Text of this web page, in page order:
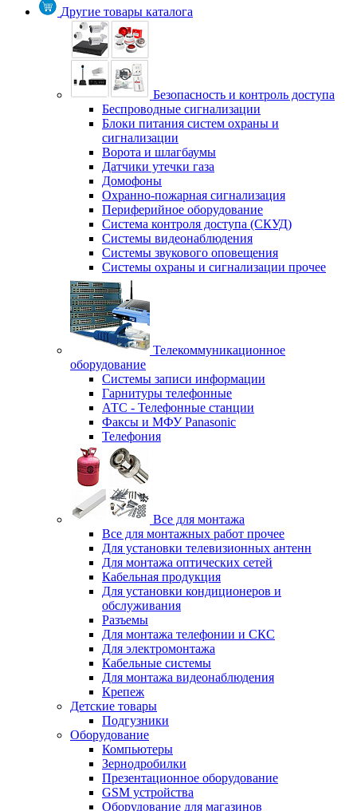
Другие товары каталога
Безопасность и контроль доступа
Беспроводные сигнализации
Блоки питания систем охраны и
сигнализации
Ворота и шлагбаумы
Датчики утечки газа
Домофоны
Охранно-пожарная сигнализация
Периферийное оборудование
Система контроля доступа (СКУД)
Системы видеонаблюдения
Системы звукового оповещения
Системы охраны и сигнализации прочее
Телекоммуникационное
оборудование
Системы записи информации
Гарнитуры телефонные
АТС - Телефонные станции
Факсы и МФУ Panasonic
Телефония
Все для монтажа
Все для монтажных работ прочее
Для установки телевизионных антенн
Для монтажа оптических сетей
Кабельная продукция
Для установки кондиционеров и
обслуживания
Разъемы
Для монтажа телефонии и СКС
Для электромонтажа
Кабельные системы
Для монтажа видеонаблюдения
Крепеж
Детские товары
Подгузники
Оборудование
Компьютеры
Зернодробилки
Презентационное оборудование
GSM устройства
Оборудование для магазинов